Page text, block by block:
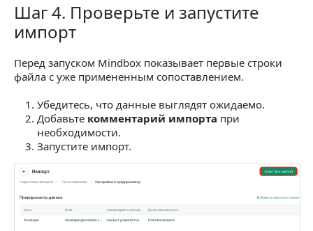
Шаг 4. Проверьте и запустите импорт
Шаг 4. Проверьте и запустите
импорт
Перед запуском Mindbox показывает первые строки
файла с уже примененным сопоставлением.
Убедитесь, что данные выглядят ожидаемо.
Добавьте комментарий импорта при
необходимости.
Запустите импорт.